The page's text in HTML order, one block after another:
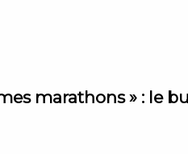
marathons » : le